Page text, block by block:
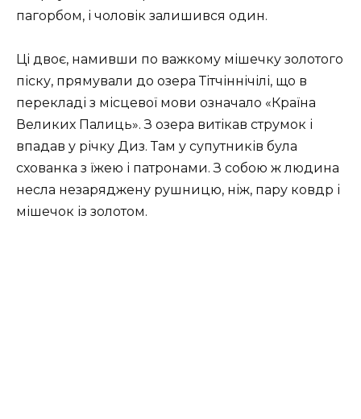
пагорбом, і чоловік залишився один.
Ці двоє, намивши по важкому мішечку золотого
піску, прямували до озера Тітчіннічілі, що в
перекладі з місцевої мови означало «Країна
Великих Палиць». З озера витікав струмок і
впадав у річку Диз. Там у супутників була
схованка з їжею і патронами. З собою ж людина
несла незаряджену рушницю, ніж, пару ковдр і
мішечок із золотом.